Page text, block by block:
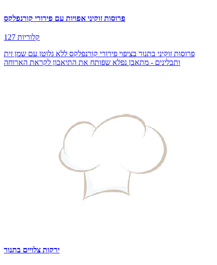
פרוסות זוקיני אפויות עם פירורי קורנפלקס
127 קלוריות
פרוסות זוקיני בתנור בציפוי פירורי קורנפלקס ללא גלוטן עם שמן זית
ותבלינים - מתאבן נפלא שפותח את התיאבון לקראת הארוחה
ירקות צלויים בתנור